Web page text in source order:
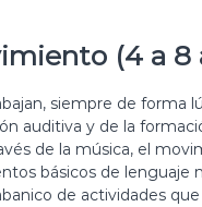
(4 a 8
siempre de forma
auditiva y de la
de la música, el
básicos de lenguaje
de actividades